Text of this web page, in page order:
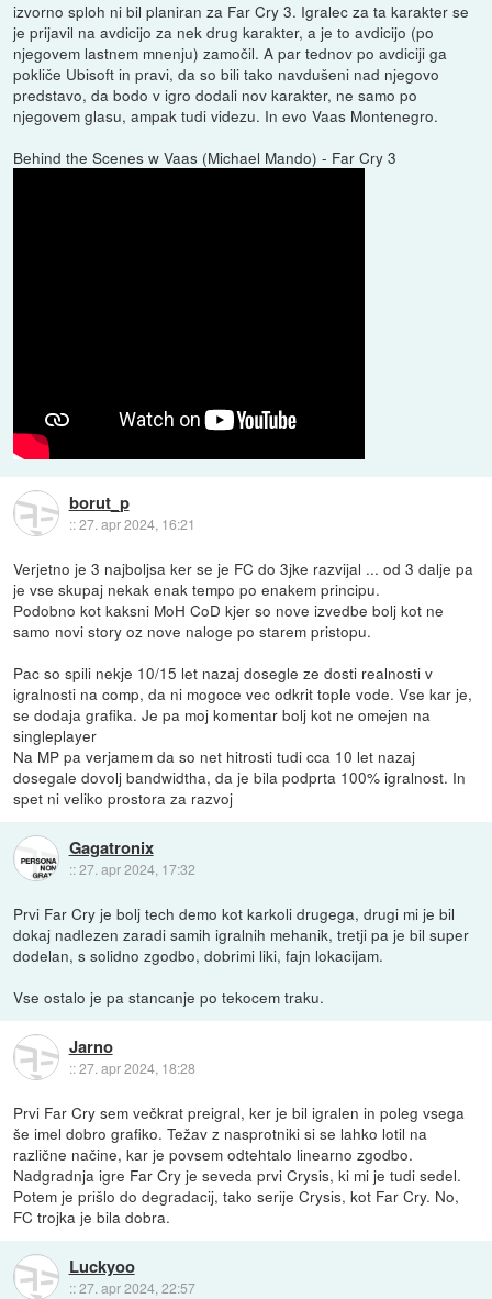
izvorno sploh ni bil planiran za Far Cry 3. Igralec za ta karakter se
je prijavil na avdicijo za nek drug karakter, a je to avdicijo (po
njegovem lastnem mnenju) zamočil. A par tednov po avdiciji ga
pokliče Ubisoft in pravi, da so bili tako navdušeni nad njegovo
predstavo, da bodo v igro dodali nov karakter, ne samo po
njegovem glasu, ampak tudi videzu. In evo Vaas Montenegro.
Behind the Scenes w Vaas (Michael Mando) - Far Cry 3
borut_p
::27. apr 2024, 16:21
Verjetno je 3 najboljsa ker se je FC do 3jke razvijal ... od 3 dalje pa
je vse skupaj nekak enak tempo po enakem principu.
Podobno kot kaksni MoH CoD kjer so nove izvedbe bolj kot ne
samo novi story oz nove naloge po starem pristopu.
Pac so spili nekje 10/15 let nazaj dosegle ze dosti realnosti v
igralnosti na comp, da ni mogoce vec odkrit tople vode. Vse kar je,
se dodaja grafika. Je pa moj komentar bolj kot ne omejen na
singleplayer
Na MP pa verjamem da so net hitrosti tudi cca 10 let nazaj
dosegale dovolj bandwidtha, da je bila podprta 100% igralnost. In
spet ni veliko prostora za razvoj
Gagatronix
::27. apr 2024, 17:32
Prvi Far Cry je bolj tech demo kot karkoli drugega, drugi mi je bil
dokaj nadlezen zaradi samih igralnih mehanik, tretji pa je bil super
dodelan, s solidno zgodbo, dobrimi liki, fajn lokacijam.
Vse ostalo je pa stancanje po tekocem traku.
Jarno
::27. apr 2024, 18:28
Prvi Far Cry sem večkrat preigral, ker je bil igralen in poleg vsega
še imel dobro grafiko. Težav z nasprotniki si se lahko lotil na
različne načine, kar je povsem odtehtalo linearno zgodbo.
Nadgradnja igre Far Cry je seveda prvi Crysis, ki mi je tudi sedel.
Potem je prišlo do degradacij, tako serije Crysis, kot Far Cry. No,
FC trojka je bila dobra.
Luckyoo
::27. apr 2024, 22:57